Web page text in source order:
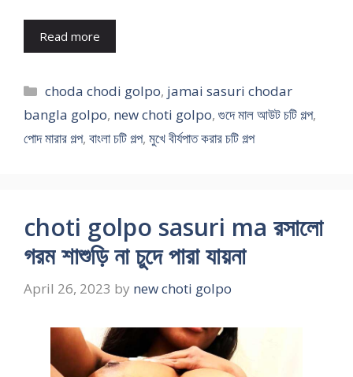
Read more
Categories
choda chodi golpo, jamai sasuri chodar
bangla golpo, new choti golpo, গুদে মাল আউট চটি গল্প,
পোদ মারার গল্প, বাংলা চটি গল্প, মুখে বীর্যপাত করার চটি গল্প
choti golpo sasuri ma রসালো
গরম শাশুড়ি না চুদে পারা যায়না
April 26, 2023 by new choti golpo